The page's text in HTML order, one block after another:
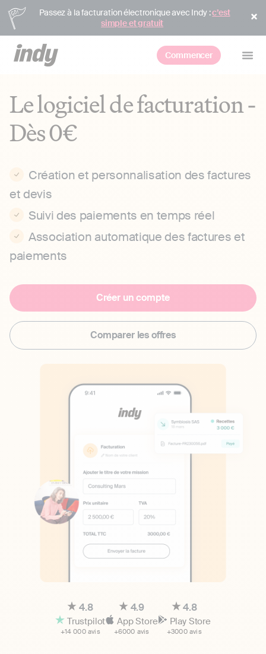
Passez à la facturation électronique avec Indy :c’est
simple et gratuit
Commencer
Le logiciel de facturation -
Dès 0€
Création et personnalisation des factures
et devis
Suivi des paiements en temps réel
Association automatique des factures et
paiements
Créer un compte
Comparer les offres
4.8
Trustpilot
+14 000 avis
4.9
App Store
+6000 avis
4.8
Play Store
+3000 avis